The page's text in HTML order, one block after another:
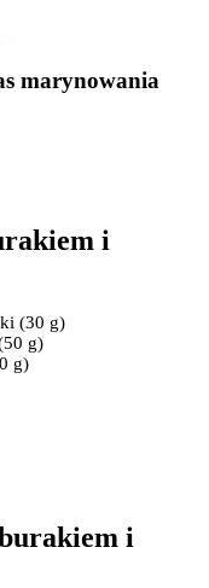
marynowania
i
(30 g)
g)
g)
i